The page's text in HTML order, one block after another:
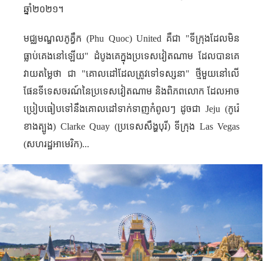
ឆ្នាំ២០២១​។​
មជ្ឈមណ្ឌលភូគ្វឹក​ (Phu Quoc)United គឺជា "ទីក្រុងដែលមិន
ធ្លាប់គេងនៅឡើយ" ដំបូងគេក្នុងប្រទេសវៀតណាម ដែលបានគេ
វាយតម្លៃថា ជា "គោលដៅដែលត្រូវទៅទស្សនា" ថ្មីមួយនៅលើ
ផែនទីទេសចរណ៍នៃប្រទេសវៀតណាម និងពិភពលោក ដែលអាច
ប្រៀបធៀបទៅនឹងគោលដៅទាក់ទាញកំពូលៗ ដូចជា Jeju (កូរ៉េ
ខាងត្បូង) Clarke Quay (ប្រទេស​សឹង្ហបុរី)ទីក្រុង Las Vegas
(សហរដ្ឋអាមេរិក)...